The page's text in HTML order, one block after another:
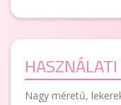
Nagy méretű,